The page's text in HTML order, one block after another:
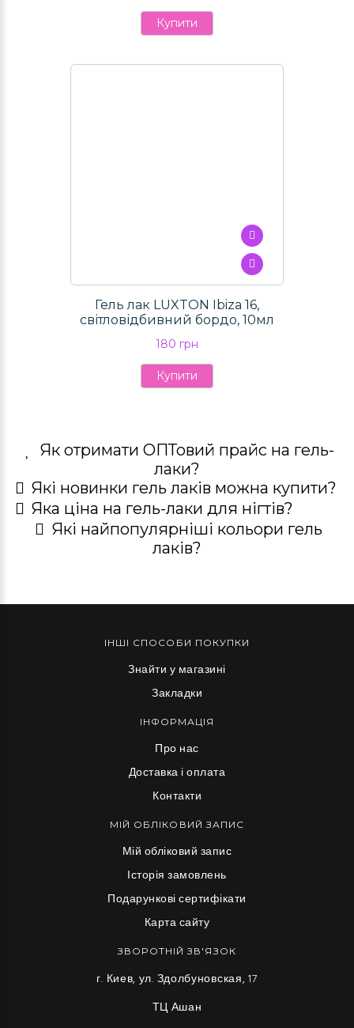
Купити
Гель лак LUXTON Ibiza 16,
світловідбивний бордо, 10мл
180 грн
Купити
Як отримати ОПТовий прайс на гель-
лаки?
Які новинки гель лаків можна купити?
Яка ціна на гель-лаки для нігтів?
Які найпопулярніші кольори гель
лаків?
ІНШІ СПОСОБИ ПОКУПКИ
Знайти у магазині
Закладки
ІНФОРМАЦІЯ
Про нас
Доставка і оплата
Контакти
МІЙ ОБЛІКОВИЙ ЗАПИС
Мій обліковий запис
Історія замовлень
Подарункові сертифікати
Карта сайту
ЗВОРОТНІЙ ЗВ'ЯЗОК
г. Киев, ул. Здолбуновская, 17
ТЦ Ашан